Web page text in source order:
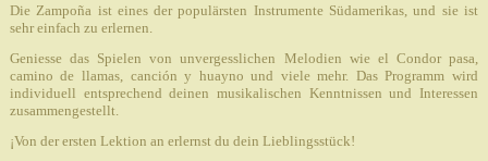
Die Zampoña ist eines der populärsten Instrumente Südamerikas, und sie ist
sehr einfach zu erlernen.
Geniesse das Spielen von unvergesslichen Melodien wie el Condor pasa,
camino de llamas, canción y huayno und viele mehr. Das Programm wird
individuell entsprechend deinen musikalischen Kenntnissen und Interessen
zusammengestellt.
¡Von der ersten Lektion an erlernst du dein Lieblingsstück!